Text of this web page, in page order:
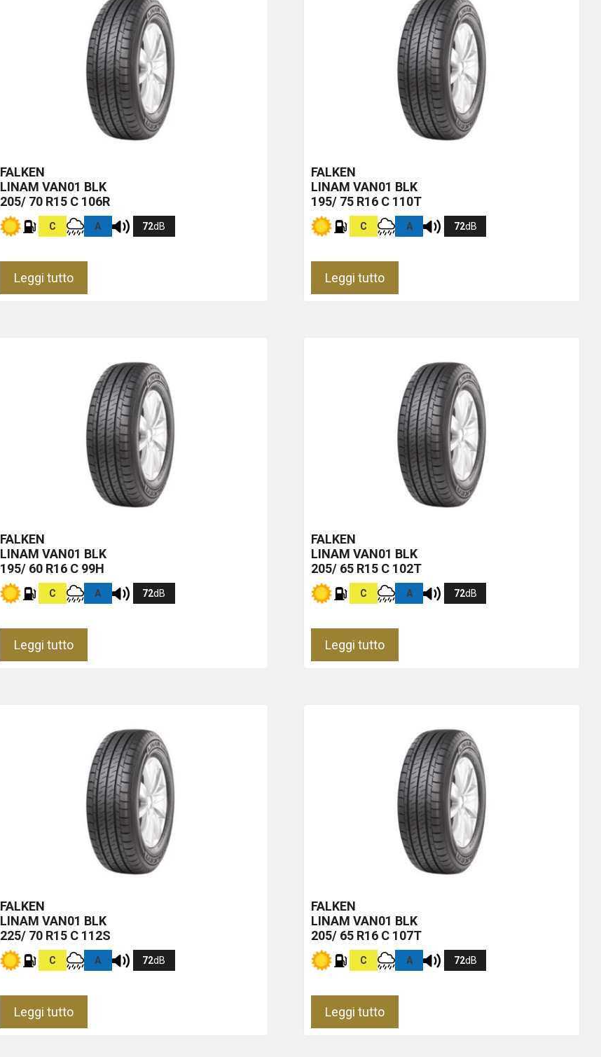
FALKEN
LINAM VAN01 BLK
205/ 70 R15 C 106R
C A 72dB
Leggi tutto
FALKEN
LINAM VAN01 BLK
195/ 75 R16 C 110T
C A 72dB
Leggi tutto
FALKEN
LINAM VAN01 BLK
195/ 60 R16 C 99H
C A 72dB
Leggi tutto
FALKEN
LINAM VAN01 BLK
205/ 65 R15 C 102T
C A 72dB
Leggi tutto
FALKEN
LINAM VAN01 BLK
225/ 70 R15 C 112S
C A 72dB
Leggi tutto
FALKEN
LINAM VAN01 BLK
205/ 65 R16 C 107T
C A 72dB
Leggi tutto